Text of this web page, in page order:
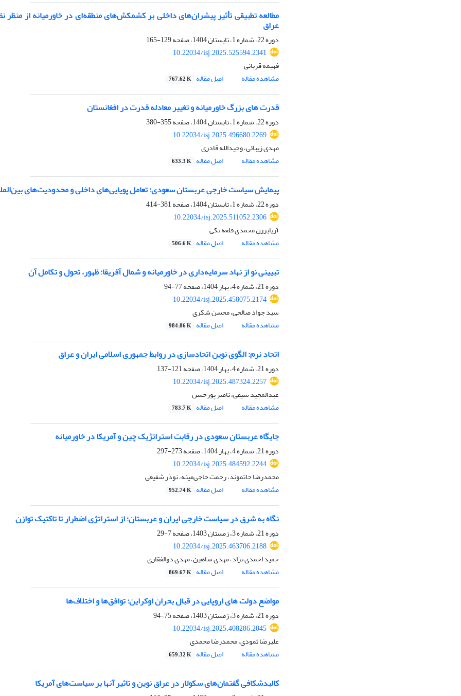
مطالعه تطبیقی تأثیر پیشران‌‌های داخلی بر کشمکش‌‌های منطقه‌‌ای در خاورمیانه از
عراق
دوره 22، شماره 1، تابستان 1404، صفحه
129-165
10.22034/isj.2025.525594.2341
فهیمه قربانی
مشاهده مقاله
اصل مقاله 767.62 K
قدرت های بزرگ خاورمیانه و تغییر معادله قدرت در افغانستان
دوره 22، شماره 1، تابستان 1404، صفحه
355-380
10.22034/isj.2025.496680.2269
مهدی زیبائی، وحیدالله قادری
مشاهده مقاله
اصل مقاله 633.3 K
پیمایش سیاست خارجی عربستان سعودی: تعامل پویایی‌های داخلی و محدودیت‌های
دوره 22، شماره 1، تابستان 1404، صفحه
381-414
10.22034/isj.2025.511052.2306
آریابرزن محمدی قلعه تکی
مشاهده مقاله
اصل مقاله 506.6 K
تبیینی نو از نهاد سرمایه‌داری در خاورمیانه و شمال آفریقا: ظهور، تحول و تکامل آن
دوره 21، شماره 4، بهار 1404، صفحه
77-94
10.22034/isj.2025.458075.2174
سید جواد صالحی، محسن شکری
مشاهده مقاله
اصل مقاله 984.86 K
اتحاد نرم: الگوی نوین اتحادسازی در روابط جمهوری اسلامی ایران و عراق
دوره 21، شماره 4، بهار 1404، صفحه
121-137
10.22034/isj.2025.487324.2257
عبدالمجید سیفی، ناصر پورحسن
مشاهده مقاله
اصل مقاله 783.7 K
جایگاه عربستان سعودی در رقابت استراتژیک چین و آمریکا در خاورمیانه
دوره 21، شماره 4، بهار 1404، صفحه
273-297
10.22034/isj.2025.484592.2244
محمدرضا حاتموند، رحمت حاجی‌مینه، نوذر شفیعی
مشاهده مقاله
اصل مقاله 952.74 K
نگاه به شرق در سیاست خارجی ایران و عربستان؛ از استراتژی اضطرار تا تاکتیک توازن
دوره 21، شماره 3، زمستان 1403، صفحه
7-29
10.22034/isj.2025.463706.2188
حمید احمدی نژاد، مهدی شاهین، مهدی ذوالفقاری
مشاهده مقاله
اصل مقاله 869.67 K
مواضع دولت های اروپایی در قبال بحران اوکراین: توافق‌ها و اختلاف‌ها
دوره 21، شماره 3، زمستان 1403، صفحه
75-94
10.22034/isj.2025.408286.2045
علیرضا ثمودی، محمدرضا محمدی
مشاهده مقاله
اصل مقاله 659.32 K
کالبدشکافی گفتمان‌های سکولار در عراق نوین و تاثیر آنها بر سیاست‌های آمریکا